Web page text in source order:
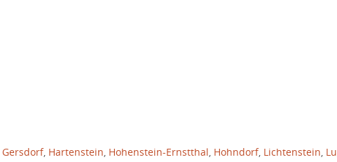
Gersdorf, Hartenstein, Hohenstein-Ernstthal, Hohndorf, Lichtenstein,